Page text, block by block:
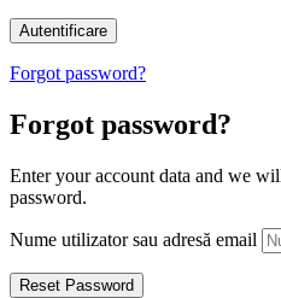
Forgot password?
Forgot password?
Enter your account data and we
password.
Nume utilizator sau adresă email